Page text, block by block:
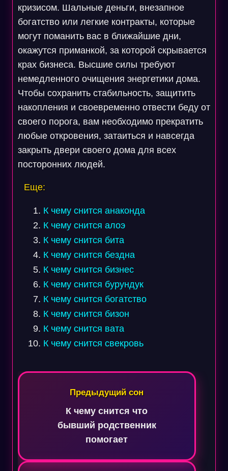
кризисом. Шальные деньги, внезапное
богатство или легкие контракты, которые
могут поманить вас в ближайшие дни,
окажутся приманкой, за которой скрывается
крах бизнеса. Высшие силы требуют
немедленного очищения энергетики дома.
Чтобы сохранить стабильность, защитить
накопления и своевременно отвести беду от
своего порога, вам необходимо прекратить
любые откровения, затаиться и навсегда
закрыть двери своего дома для всех
посторонних людей.
Еще:
К чему снится анаконда
К чему снится алоэ
К чему снится бита
К чему снится бездна
К чему снится бизнес
К чему снится бурундук
К чему снится богатство
К чему снится бизон
К чему снится вата
К чему снится свекровь
Навигация
записям
Предыдущий сон
К чему снится что
бывший родственник
помогает